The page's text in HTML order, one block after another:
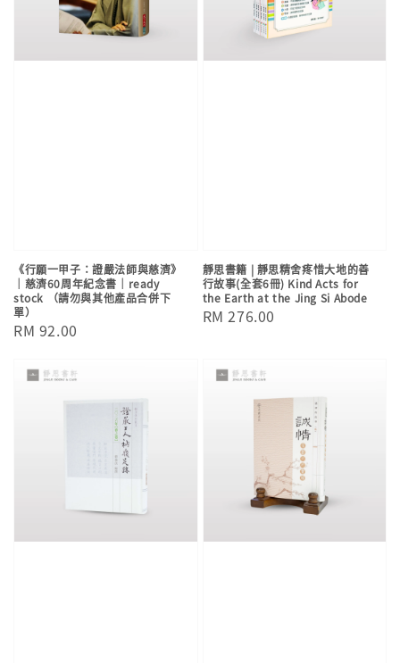
《行願一甲子：證嚴法師與慈濟》
｜慈濟60周年紀念書｜ready
stock （請勿與其他產品合併下
單）
Regular
RM 92.00
靜思書籍 | 靜思精舍疼惜大地的善
行故事(全套6冊) Kind Acts for
the Earth at the Jing Si Abode
Regular
RM 276.00